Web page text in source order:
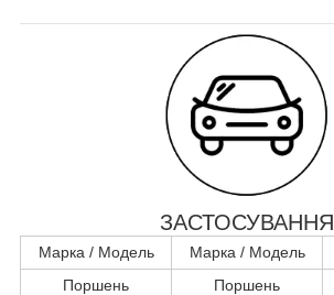
ЗАСТОСУВАННЯ
Марка / Модель Марка / Модель
Поршень
Поршень